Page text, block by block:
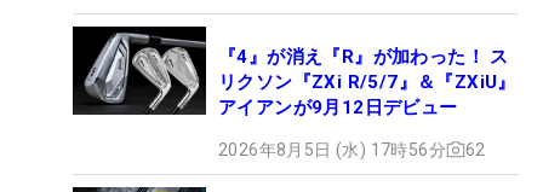
『4』が消え『R』が加わった！ ス
リクソン『ZXi R/5/7』＆『ZXiU』
アイアンが9月12日デビュー
2026年8月5日 (水) 17時56分 62